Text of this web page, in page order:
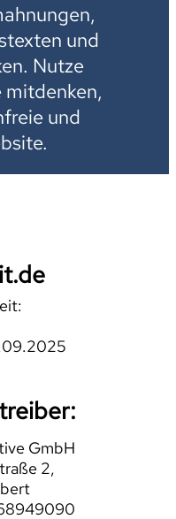
und
Nutze
und
GmbH
2,